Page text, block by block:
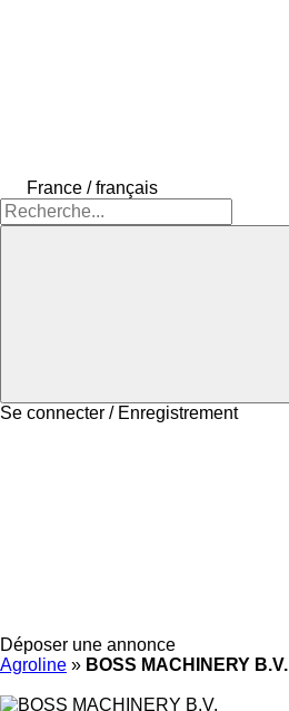
France / français
Se connecter / Enregistrement
Déposer une annonce
Agroline » BOSS MACHINERY B.V.